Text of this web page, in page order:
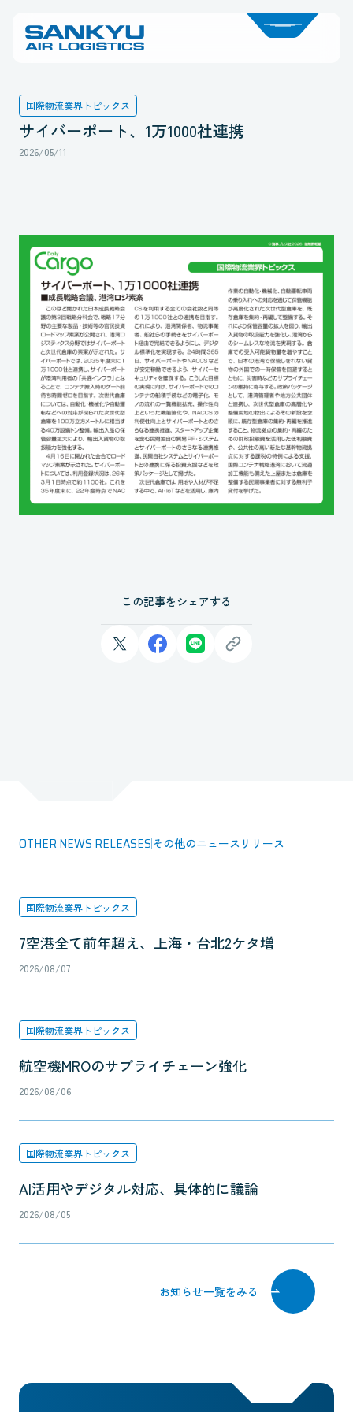
国際物流業界トピックス
サイバーポート、1万1000社連携
2026/05/11
この記事をシェアする
OTHER NEWS RELEASES その他のニュースリリース
国際物流業界トピックス
7空港全て前年超え、上海・台北2ケタ増
2026/08/07
国際物流業界トピックス
航空機MROのサプライチェーン強化
2026/08/06
国際物流業界トピックス
AI活用やデジタル対応、具体的に議論
2026/08/05
お知らせ一覧をみる